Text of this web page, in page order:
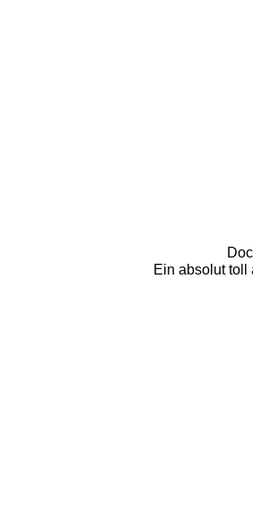
Ein absolut toll